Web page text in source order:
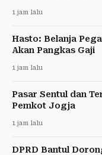
1 jam lalu
Hasto: Belanja
Akan Pangkas Gaji
1 jam lalu
Pasar Sentul dan
Pemkot Jogja
1 jam lalu
DPRD Bantul